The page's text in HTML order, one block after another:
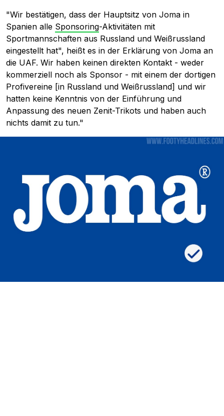
"Wir bestätigen, dass der Hauptsitz von Joma in
Spanien alle Sponsoring-Aktivitäten mit
Sportmannschaften aus Russland und Weißrussland
eingestellt hat", heißt es in der Erklärung von Joma an
die UAF. Wir haben keinen direkten Kontakt - weder
kommerziell noch als Sponsor - mit einem der dortigen
Profivereine [in Russland und Weißrussland] und wir
hatten keine Kenntnis von der Einführung und
Anpassung des neuen Zenit-Trikots und haben auch
nichts damit zu tun."